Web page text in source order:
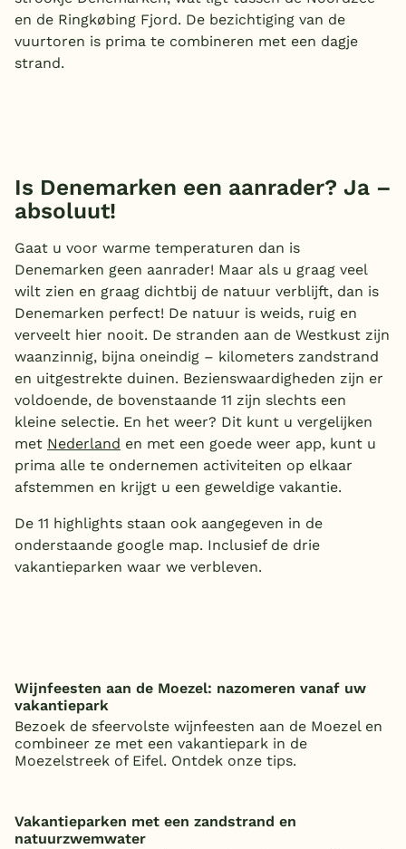
en de Ringkøbing Fjord. De bezichtiging van de
vuurtoren is prima te combineren met een dagje
strand.
Is Denemarken een aanrader? Ja –
absoluut!
Gaat u voor warme temperaturen dan is
Denemarken geen aanrader! Maar als u graag veel
wilt zien en graag dichtbij de natuur verblijft, dan is
Denemarken perfect! De natuur is weids, ruig en
verveelt hier nooit. De stranden aan de Westkust zijn
waanzinnig, bijna oneindig – kilometers zandstrand
en uitgestrekte duinen. Bezienswaardigheden zijn er
voldoende, de bovenstaande 11 zijn slechts een
kleine selectie. En het weer? Dit kunt u vergelijken
met Nederland en met een goede weer app, kunt u
prima alle te ondernemen activiteiten op elkaar
afstemmen en krijgt u een geweldige vakantie.
De 11 highlights staan ook aangegeven in de
onderstaande google map. Inclusief de drie
vakantieparken waar we verbleven.
Wijnfeesten aan de Moezel: nazomeren vanaf uw
vakantiepark
Bezoek de sfeervolste wijnfeesten aan de Moezel en
combineer ze met een vakantiepark in de
Moezelstreek of Eifel. Ontdek onze tips.
Vakantieparken met een zandstrand en
natuurzwemwater